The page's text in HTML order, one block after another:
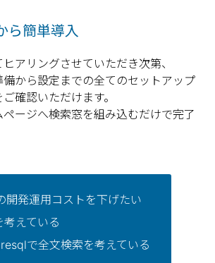
ら簡単導入
アリングさせていただき次第、
から設定までの全てのセットアップ
確認いただけます。
ージへ検索窓を組み込むだけで完了
開発運用コストを下げたい
えている
で全文検索を考えている